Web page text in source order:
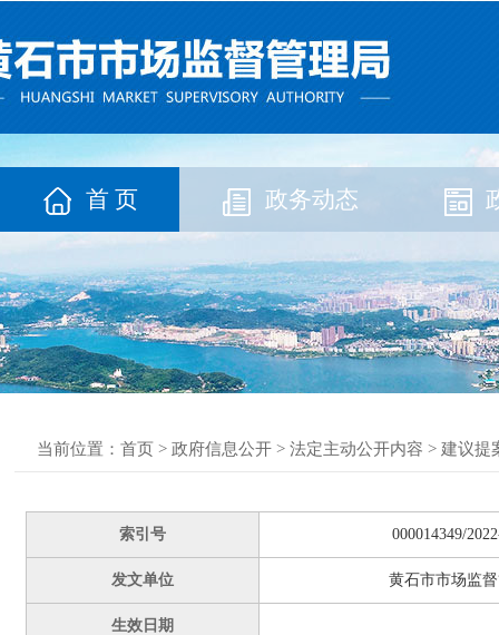
首 页 政务动态
当前位置： 首页 > 政府信息公开 > 法定主动公开内容 > 建议提
索引号 000014349/
发文单位 黄石市市场监
生效日期